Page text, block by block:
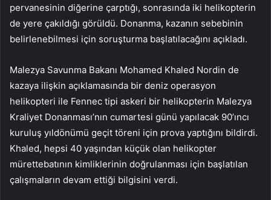
pervanesinin diğerine çarptığı, sonrasında iki helikopterin
de yere çakıldığı görüldü. Donanma, kazanın sebebinin
belirlenebilmesi için soruşturma başlatılacağını açıkladı.
Malezya Savunma Bakanı Mohamed Khaled Nordin de
kazaya ilişkin açıklamasında bir deniz operasyon
helikopteri ile Fennec tipi askeri bir helikopterin Malezya
Kraliyet Donanması’nın cumartesi günü yapılacak 90’ıncı
kuruluş yıldönümü geçit töreni için prova yaptığını bildirdi.
Khaled, hepsi 40 yaşından küçük olan helikopter
mürettebatının kimliklerinin doğrulanması için başlatılan
çalışmaların devam ettiği bilgisini verdi.